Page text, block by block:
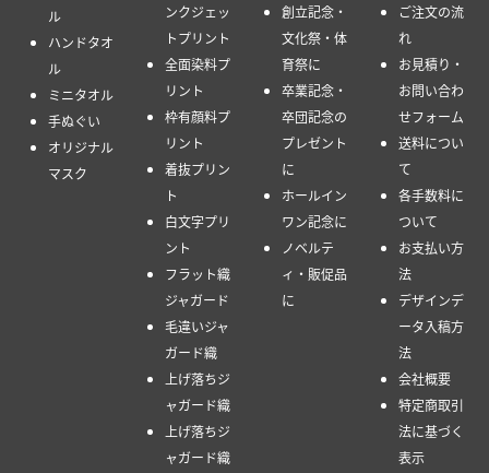
ル
ハンドタオ
ル
ミニタオル
手ぬぐい
オリジナル
マスク
ンクジェッ
トプリント
全面染料プ
リント
枠有顔料プ
リント
着抜プリン
ト
白文字プリ
ント
フラット織
ジャガード
毛違いジャ
ガード織
上げ落ちジ
ャガード織
上げ落ちジ
ャガード織
創立記念・
文化祭・体
育祭に
卒業記念・
卒団記念の
プレゼント
に
ホールイン
ワン記念に
ノベルテ
ィ・販促品
に
ご注文の流
れ
お見積り・
お問い合わ
せフォーム
送料につい
て
各手数料に
ついて
お支払い方
法
デザインデ
ータ入稿方
法
会社概要
特定商取引
法に基づく
表示